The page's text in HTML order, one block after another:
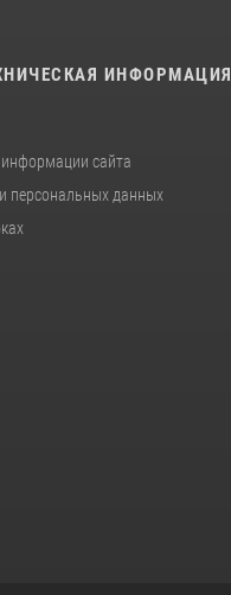
ИНФОРМАЦИЯ
сайта
персональных данных